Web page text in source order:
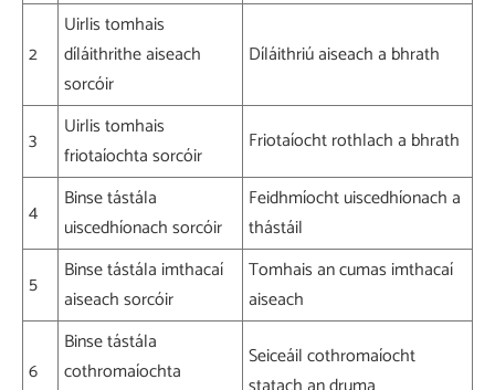
2
Uirlis tomhais
díláithrithe aiseach
sorcóir
Díláithriú aiseach a bhrath
3
Uirlis tomhais
friotaíochta sorcóir
Friotaíocht rothlach a bhrath
4
Binse tástála
uiscedhíonach sorcóir
Feidhmíocht uiscedhíonach a
thástáil
5
Binse tástála imthacaí
aiseach sorcóir
Tomhais an cumas imthacaí
aiseach
6
Binse tástála
cothromaíochta
Seiceáil cothromaíocht